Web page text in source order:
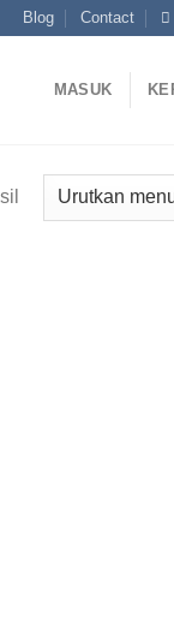
Blog Contact
MASUK
Diurutkan
menurut